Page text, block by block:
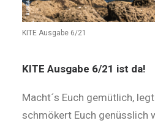
KITE Ausgabe 6/21
KITE Ausgabe 6/21 ist da!
Macht´s Euch gemütlich,
schmökert Euch genüsslich